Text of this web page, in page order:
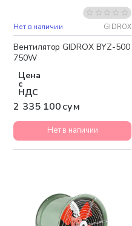
Бесплатная доставка
Нет в наличии GIDROX
Вентилятор GIDROX BYZ-500
750W
Цена
с
НДС
2 335 100 сум
Нет в наличии